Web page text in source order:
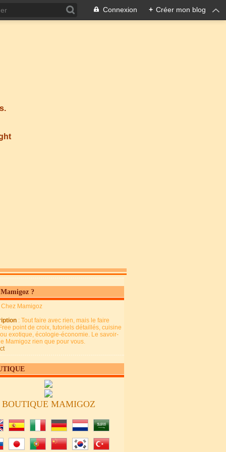
Connexion + Créer mon blog
?
Chez Mamigoz
: Tout faire avec rien, mais le faire
point de croix, tutoriels détaillés, cuisine
exotique, écologie-économie. Le savoir-
Mamigoz rien que pour vous.
BOUTIQUE MAMIGOZ